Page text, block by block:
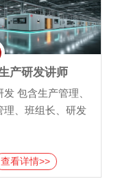
产研发讲师
发 包含生产管理、
理、班组长、研发
查看详情>>